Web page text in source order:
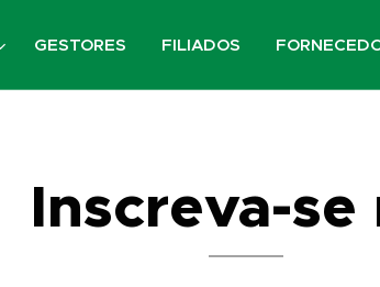
GESTORES FILIADOS
Inscreva-se